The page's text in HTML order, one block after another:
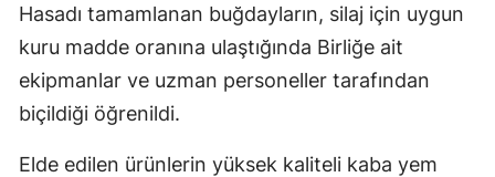
Hasadı tamamlanan buğdayların, silaj için uygun
kuru madde oranına ulaştığında Birliğe ait
ekipmanlar ve uzman personeller tarafından
biçildiği öğrenildi.
Elde edilen ürünlerin yüksek kaliteli kaba yem